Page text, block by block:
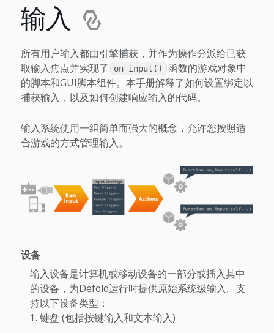
输入
所有用户输入都由引擎捕获，并作为操作分派给已获
取输入焦点并实现了
on_input()
函数的游戏对象中
的脚本和GUI脚本组件。本手册解释了如何设置绑定以
捕获输入，以及如何创建响应输入的代码。
输入系统使用一组简单而强大的概念，允许您按照适
合游戏的方式管理输入。
设备
输入设备是计算机或移动设备的一部分或插入其中
的设备，为Defold运行时提供原始系统级输入。支
持以下设备类型：
键盘 (包括按键输入和文本输入)